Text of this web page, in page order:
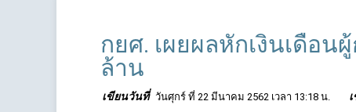
กยศ. เผยผลหักเงินเดือน
ล้าน
เขียนวันที่ วันศุกร์ ที่ 22 มีนาคม 2562 เวลา 13:18 น.